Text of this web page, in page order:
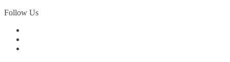
Skip
to
Follow Us